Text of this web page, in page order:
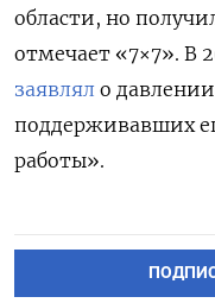
области, но
отмечает «7×7». В
заявлял о
поддерживавших
работы».